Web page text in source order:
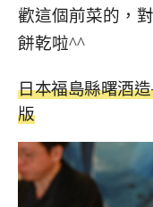
歡這個前菜的，
餅乾啦^^
日本福島縣曙酒
版